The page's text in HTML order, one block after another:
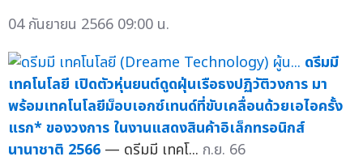
04 กันยายน 2566 09:00 น.
ดรีมมี
เทคโนโลยี เปิดตัวหุ่นยนต์ดูดฝุ่นเรือธงปฏิวัติวงการ มา
พร้อมเทคโนโลยีม็อบเอกซ์เทนด์ที่ขับเคลื่อนด้วยเอไอครั้ง
แรก* ของวงการ ในงานแสดงสินค้าอิเล็กทรอนิกส์
นานาชาติ 2566 — ดรีมมี เทคโ... ก.ย. 66